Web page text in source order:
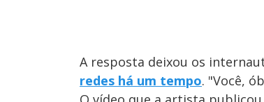
A resposta deixou os
redes há um tempo. "Você,